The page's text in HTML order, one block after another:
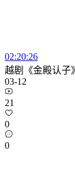
02:20:26
越剧《金殿认子
03-12
21
0
0